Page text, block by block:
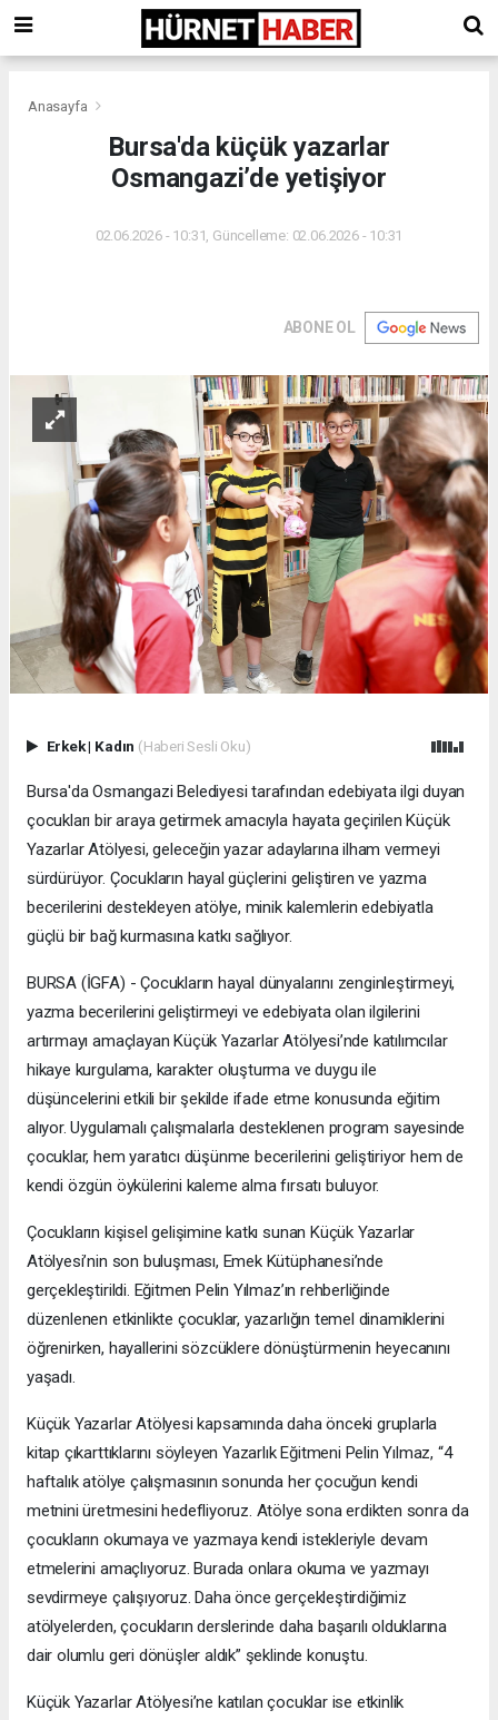
Anasayfa
Bursa'da küçük yazarlar
Osmangazi’de yetişiyor
02.06.2026 - 10:31, Güncelleme: 02.06.2026 - 10:31
ABONE OL
Erkek| Kadın (Haberi Sesli Oku)
Bursa'da Osmangazi Belediyesi tarafından edebiyata ilgi duyan
çocukları bir araya getirmek amacıyla hayata geçirilen Küçük
Yazarlar Atölyesi, geleceğin yazar adaylarına ilham vermeyi
sürdürüyor. Çocukların hayal güçlerini geliştiren ve yazma
becerilerini destekleyen atölye, minik kalemlerin edebiyatla
güçlü bir bağ kurmasına katkı sağlıyor.
BURSA (İGFA) - Çocukların hayal dünyalarını zenginleştirmeyi,
yazma becerilerini geliştirmeyi ve edebiyata olan ilgilerini
artırmayı amaçlayan Küçük Yazarlar Atölyesi’nde katılımcılar
hikaye kurgulama, karakter oluşturma ve duygu ile
düşüncelerini etkili bir şekilde ifade etme konusunda eğitim
alıyor. Uygulamalı çalışmalarla desteklenen program sayesinde
çocuklar, hem yaratıcı düşünme becerilerini geliştiriyor hem de
kendi özgün öykülerini kaleme alma fırsatı buluyor.
Çocukların kişisel gelişimine katkı sunan Küçük Yazarlar
Atölyesi’nin son buluşması, Emek Kütüphanesi’nde
gerçekleştirildi. Eğitmen Pelin Yılmaz’ın rehberliğinde
düzenlenen etkinlikte çocuklar, yazarlığın temel dinamiklerini
öğrenirken, hayallerini sözcüklere dönüştürmenin heyecanını
yaşadı.
Küçük Yazarlar Atölyesi kapsamında daha önceki gruplarla
kitap çıkarttıklarını söyleyen Yazarlık Eğitmeni Pelin Yılmaz, “4
haftalık atölye çalışmasının sonunda her çocuğun kendi
metnini üretmesini hedefliyoruz. Atölye sona erdikten sonra da
çocukların okumaya ve yazmaya kendi istekleriyle devam
etmelerini amaçlıyoruz. Burada onlara okuma ve yazmayı
sevdirmeye çalışıyoruz. Daha önce gerçekleştirdiğimiz
atölyelerden, çocukların derslerinde daha başarılı olduklarına
dair olumlu geri dönüşler aldık” şeklinde konuştu.
Küçük Yazarlar Atölyesi’ne katılan çocuklar ise etkinlik